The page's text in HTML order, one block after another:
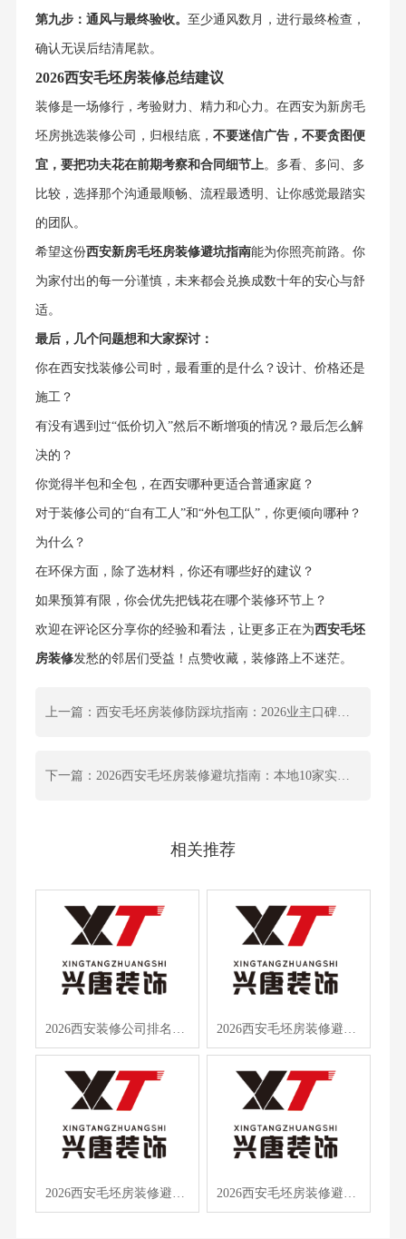
第九步：通风与最终验收。 至少通风数月，进行最终检查，
确认无误后结清尾款。
2026西安毛坯房装修总结建议
装修是一场修行，考验财力、精力和心力。在西安为新房毛
坯房挑选装修公司，归根结底， 不要迷信广告，不要贪图便
宜，要把功夫花在前期考察和合同细节上。多看、多问、多
比较，选择那个沟通最顺畅、流程最透明、让你感觉最踏实
的团队。
希望这份西安新房毛坯房装修避坑指南能为你照亮前路。你
为家付出的每一分谨慎，未来都会兑换成数十年的安心与舒
适。
最后，几个问题想和大家探讨：
你在西安找装修公司时，最看重的是什么？设计、价格还是
施工？
有没有遇到过“低价切入”然后不断增项的情况？最后怎么解
决的？
你觉得半包和全包，在西安哪种更适合普通家庭？
对于装修公司的“自有工人”和“外包工队”，你更倾向哪种？
为什么？
在环保方面，除了选材料，你还有哪些好的建议？
如果预算有限，你会优先把钱花在哪个装修环节上？
欢迎在评论区分享你的经验和看法，让更多正在为西安毛坯
房装修发愁的邻居们受益！点赞收藏，装修路上不迷茫。
上一篇：西安毛坯房装修防踩坑指南：2026业主口碑公司深度测评
下一篇：2026西安毛坯房装修避坑指南：本地10家实力老店口碑大起底
相关推荐
2026西安毛坯房装修避坑指南：10大口碑公司深度测评+合同模板 2026西安毛坯房装修避坑指南：10大口碑公司实测推荐，附合同模板